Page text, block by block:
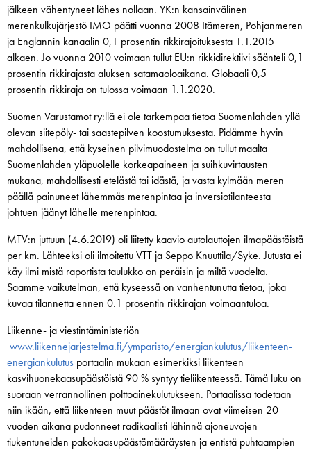
jälkeen vähentyneet lähes nollaan. YK:n kansainvälinen
merenkulkujärjestö IMO päätti vuonna 2008 Itämeren, Pohjanmeren
ja Englannin kanaalin 0,1 prosentin rikkirajoituksesta 1.1.2015
alkaen. Jo vuonna 2010 voimaan tullut EU:n rikkidirektiivi säänteli 0,1
prosentin rikkirajasta aluksen satamaoloaikana. Globaali 0,5
prosentin rikkiraja on tulossa voimaan 1.1.2020.
Suomen Varustamot ry:llä ei ole tarkempaa tietoa Suomenlahden yllä
olevan siitepöly- tai saastepilven koostumuksesta. Pidämme hyvin
mahdollisena, että kyseinen pilvimuodostelma on tullut maalta
Suomenlahden yläpuolelle korkeapaineen ja suihkuvirtausten
mukana, mahdollisesti etelästä tai idästä, ja vasta kylmään meren
päällä painuneet lähemmäs merenpintaa ja inversiotilanteesta
johtuen jäänyt lähelle merenpintaa.
MTV:n juttuun (4.6.2019) oli liitetty kaavio autolauttojen ilmapäästöistä
per km. Lähteeksi oli ilmoitettu VTT ja Seppo Knuuttila/Syke. Jutusta ei
käy ilmi mistä raportista taulukko on peräisin ja miltä vuodelta.
Saamme vaikutelman, että kyseessä on vanhentunutta tietoa, joka
kuvaa tilannetta ennen 0.1 prosentin rikkirajan voimaantuloa.
Liikenne- ja viestintäministeriön
www.liikennejarjestelma.fi/ymparisto/energiankulutus/liikenteen-
energiankulutus portaalin mukaan esimerkiksi liikenteen
kasvihuonekaasupäästöistä 90 % syntyy tieliikenteessä. Tämä luku on
suoraan verrannollinen polttoainekulutukseen. Portaalissa todetaan
niin ikään, että liikenteen muut päästöt ilmaan ovat viimeisen 20
vuoden aikana pudonneet radikaalisti lähinnä ajoneuvojen
tiukentuneiden pakokaasupäästömääräysten ja entistä puhtaampien